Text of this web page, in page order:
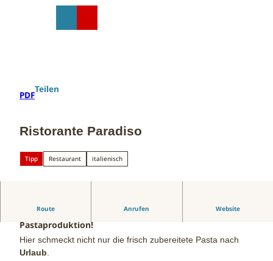
PDF
Teilen
Ristorante Paradiso
Tipp Restaurant italienisch
Route Anrufen Website
Beliebtes italienisches Restaurant mit hauseigener
Pastaproduktion!
Hier schmeckt nicht nur die frisch zubereitete Pasta nach
Urlaub